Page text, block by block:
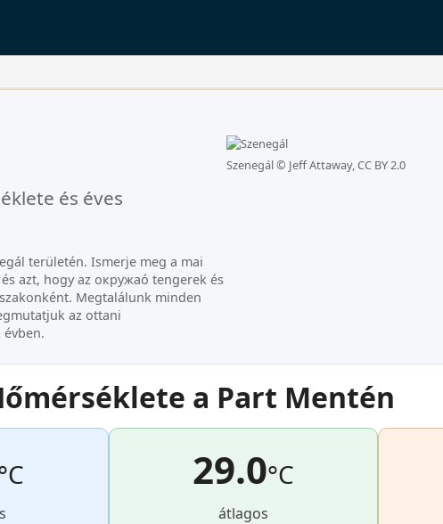
és éves
területén. Ismerje meg a mai
azt, hogy az окружаó tengerek és
Megtalálunk minden
az ottani
évben.
Szenegál © Jeff Attaway, CC BY 2.0
a Part Mentén
29.0°C
átlagos